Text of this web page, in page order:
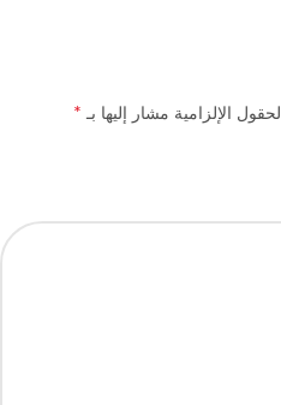
الحقول الإلزامية مشار إليها بـ *